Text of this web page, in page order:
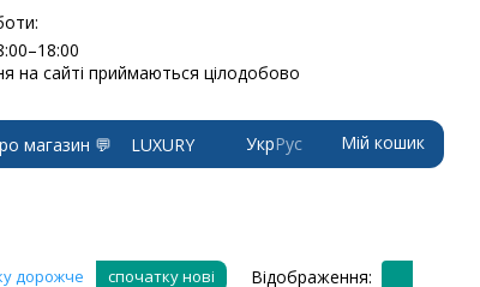
на сайті приймаються цілодобово
магазин 💬
LUXURY
УкрРус Мій кошик
дорожче спочатку нові Відображення: